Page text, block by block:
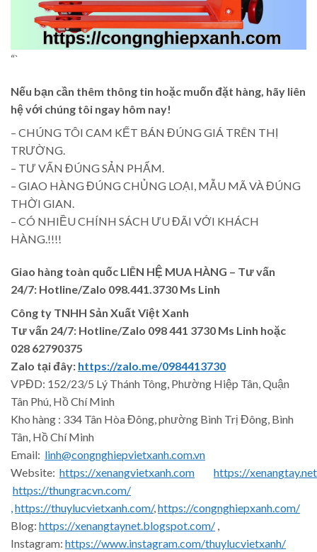
“`
Nếu bạn cần thêm thông tin hoặc muốn đặt hàng, hãy liên
hệ với chúng tôi ngay hôm nay!
– CHÚNG TÔI CAM KẾT BÁN ĐÚNG GIÁ TRÊN THỊ
TRƯỜNG.
– TƯ VẤN ĐÚNG SẢN PHẨM.
– GIAO HÀNG ĐÚNG CHỦNG LOẠI, MẪU MÃ VÀ ĐÚNG
THỜI GIAN.
– CÓ NHIỀU CHÍNH SÁCH ƯU ĐÃI VỚI KHÁCH
HÀNG.!!!!
Giao hàng toàn quốc LIÊN HỆ MUA HÀNG – Tư vấn
24/7: Hotline/Zalo 098.441.3730 Ms Linh
Công ty TNHH Sản Xuất Việt Xanh
Tư vấn 24/7: Hotline/Zalo 098 441 3730 Ms Linh hoặc
028 62790375
Zalo tại đây: https://zalo.me/0984413730
VPĐD: 152/23/5 Lý Thánh Tông, Phường Hiệp Tân, Quận
Tân Phú, Hồ Chí Minh
Kho hàng : 334 Tân Hòa Đông, phường Bình Trị Đông, Bình
Tân, Hồ Chí Minh
Email: linh@congnghiepvietxanh.com.vn
Website: https://xenangvietxanh.com
https://xenangtay.net
https://thungracvn.com/
https://thuylucvietxanh.com/, https://congnghiepxanh.com/
Blog: https://xenangtaynet.blogspot.com/
Instagram: https://www.instagram.com/thuylucvietxanh/